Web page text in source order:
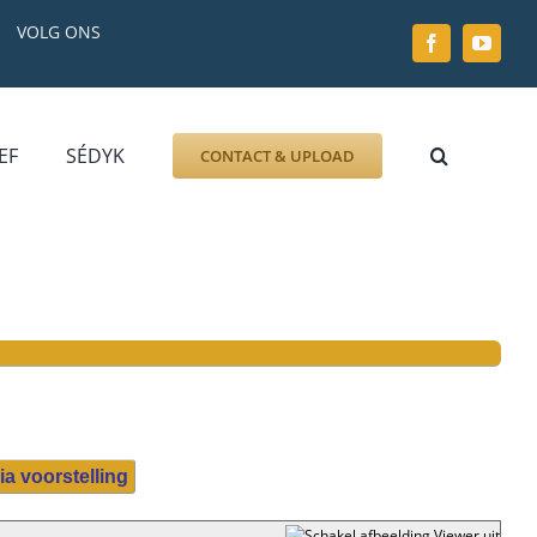
VOLG ONS
GRAFZERK
ALLLES
SÉDYK CONTACT & UPLOAD
voorstelling